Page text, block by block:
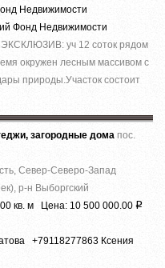
Недвижимости
Фонд Недвижимости
уч 12 соток рядом
окружен лесным массивом с
природы.Участок состоит
загородные дома пос.
Север-Северо-Запад
р-н Выборгский
кв. м Цена: 10 500 000.00 Р
+79118277863 Ксения